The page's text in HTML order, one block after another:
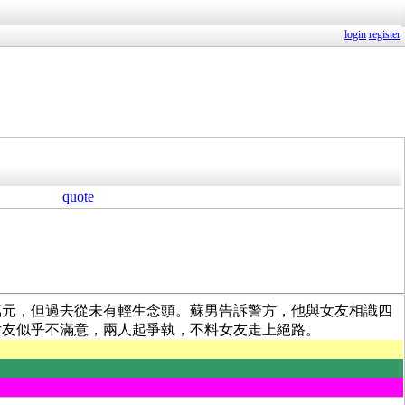
login register
quote
，但過去從未有輕生念頭。蘇男告訴警方，他與女友相識四
似乎不滿意，兩人起爭執，不料女友走上絕路。